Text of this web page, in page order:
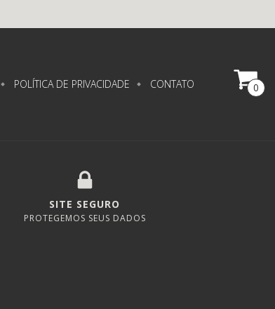
POLÍTICA DE PRIVACIDADE CONTATO 0
SITE SEGURO
PROTEGEMOS SEUS DADOS